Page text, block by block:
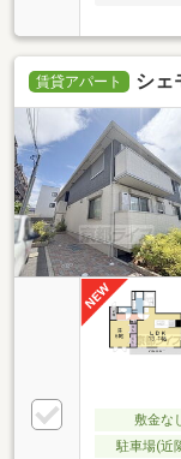
賃貸アパート シ
敷金な
駐車場(近